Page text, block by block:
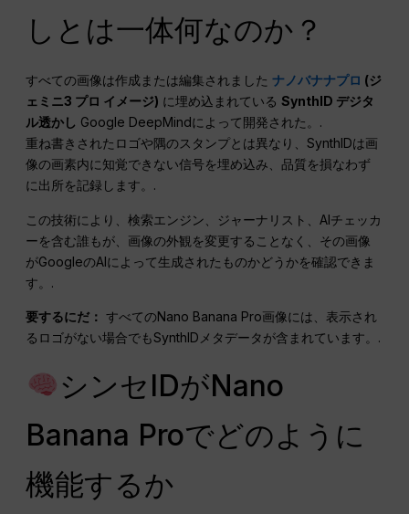
しとは一体何なのか？
すべての画像は作成または編集されましたナノバナナプロ (ジ
ェミニ3 プロ イメージ) に埋め込まれているSynthID デジタ
ル透かし Google DeepMindによって開発された。.
重ね書きされたロゴや隅のスタンプとは異なり、SynthIDは画
像の画素内に知覚できない信号を埋め込み、品質を損なわず
に出所を記録します。.
この技術により、検索エンジン、ジャーナリスト、AIチェッカ
ーを含む誰もが、画像の外観を変更することなく、その画像
がGoogleのAIによって生成されたものかどうかを確認できま
す。.
要するにだ： すべてのNano Banana Pro画像には、表示され
るロゴがない場合でもSynthIDメタデータが含まれています。.
シンセIDがNano
Banana Proでどのように
機能するか